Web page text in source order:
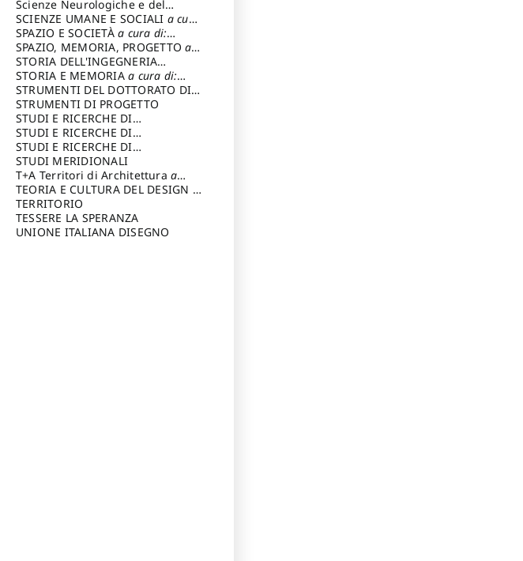
IMMAGINEa cura di: Fagiolo
Marcello
Scienze Neurologiche e del
Comportamento
SCIENZE UMANE E SOCIALI a cura
di: Iannizzi Salvatore
SPAZIO E SOCIETÀa cura di:
Cassetti Roberto
SPAZIO, MEMORIA, PROGETTOa
cura di: Rossi Massimo
STORIA DELL'INGEGNERIA
STRUTTURALE IN ITALIAa cura di:
Poretti Sergio
STORIA E MEMORIAa cura di:
Rossi Lauro
STRUMENTI DEL DOTTORATO DI
RICERCA IN RILIEVO E
RAPPRESENTAZIONE
DELL’ARCHITETTURA E
DELL’AMBIENTEa cura di: Migliari
Riccardo
STRUMENTI DI PROGETTO
STUDI E RICERCHE DI
ARCHEOLOGIA IN SICILIA
di: Pelagatti Paola
STUDI E RICERCHE DI
ARCHITETTURA del Dipartimento
di Architettura Università degli
Studi G. d' Annunzio
STUDI E RICERCHE DI
ARCHITETTURA del Dipartimento
di Architettura Università degli
Studi G. d' Annunzio, Chieti-
Pescaraa cura di: Fusero Paolo
STUDI MERIDIONALI
T+A Territori di Architetturaa
cura di: Ramazzotti Luigi
TEORIA E CULTURA DEL DESIGN a
cura di: Furlanis Giuseppe
TERRITORIO
TESSERE LA SPERANZA
UNIONE ITALIANA DISEGNO